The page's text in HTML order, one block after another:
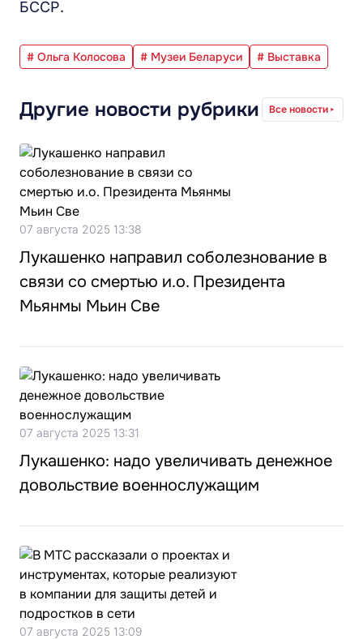
БССР.
# Ольга Колосова # Музеи Беларуси # Выставка
Другие новости рубрики Все новости
07 августа 2025 13:38
Лукашенко направил соболезнование в
связи со смертью и.о. Президента
Мьянмы Мьин Све
07 августа 2025 13:31
Лукашенко: надо увеличивать денежное
довольствие военнослужащим
07 августа 2025 13:09